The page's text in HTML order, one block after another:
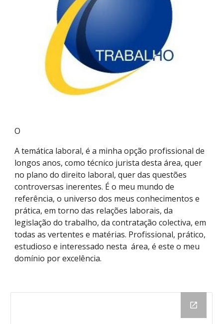
O
A temática laboral, é a minha opção profissional de
longos anos, como técnico jurista desta área, quer
no plano do direito laboral, quer das questões
controversas inerentes. É o meu mundo de
referência, o universo dos meus conhecimentos e
prática, em torno das relações laborais, da
legislação do trabalho, da contratação colectiva, em
todas as vertentes e matérias. Profissional, prático,
estudioso e interessado nesta área, é este o meu
domínio por excelência.